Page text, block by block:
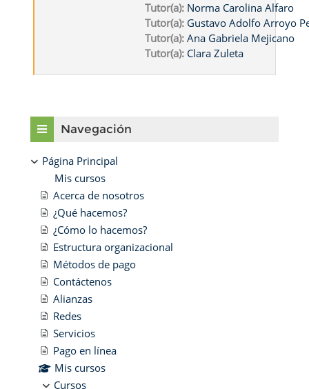
Tutor(a): Norma Carolina Alfaro
Tutor(a): Gustavo Adolfo Arroyo
Tutor(a): Ana Gabriela Mejicano
Tutor(a): Clara Zuleta
Bloques
Navegación
Página Principal
Mis cursos
Acerca de nosotros
¿Qué hacemos?
¿Cómo lo hacemos?
Estructura organizacional
Métodos de pago
Contáctenos
Alianzas
Redes
Servicios
Pago en línea
Mis cursos
Cursos